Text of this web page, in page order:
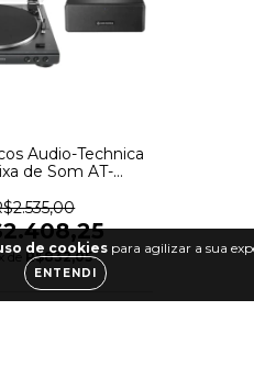
de cookiespara agilizar a sua
ENTENDI
Audio-Technica
de Som AT-
5772
de R$832,05